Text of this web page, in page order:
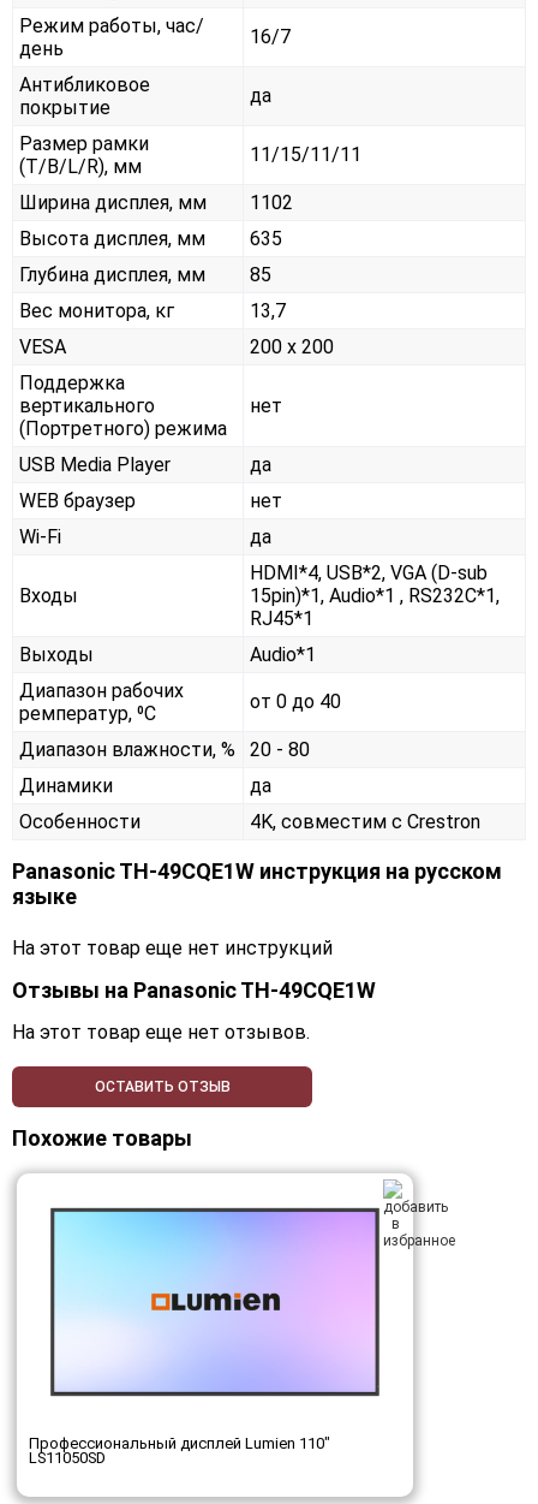
Режим работы, час/
день
16/7
Антибликовое
покрытие
да
Размер рамки
(T/B/L/R), мм
11/15/11/11
Ширина дисплея, мм
1102
Высота дисплея, мм
635
Глубина дисплея, мм
85
Вес монитора, кг
13,7
VESA
200 x 200
Поддержка
вертикального
(Портретного) режима
нет
USB Media Player
да
WEB браузер
нет
Wi-Fi
да
Входы
HDMI*4, USB*2, VGA (D-sub
15pin)*1, Audio*1 , RS232С*1,
RJ45*1
Выходы
Audio*1
Диапазон рабочих
ремператур, ⁰С
от 0 до 40
Диапазон влажности, %
20 - 80
Динамики
да
Особенности
4K, совместим с Crestron
Panasonic TH-49CQE1W инструкция на русском
языке
На этот товар еще нет инструкций
Отзывы на Panasonic TH-49CQE1W
На этот товар еще нет отзывов.
ОСТАВИТЬ ОТЗЫВ
Похожие товары
Профессиональный дисплей Lumien 110"
LS11050SD